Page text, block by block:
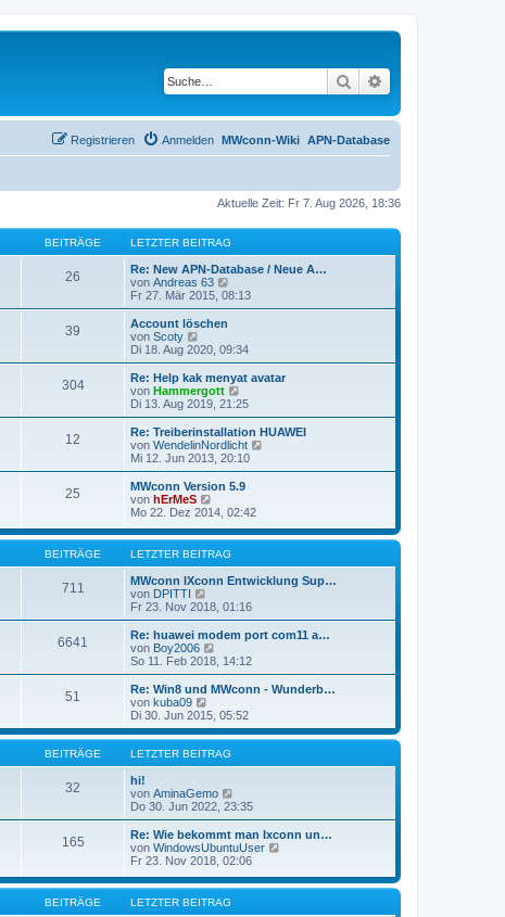
Suche
APN-Database
MWconn-Wiki
Anmelden
Registrieren
Aktuelle Zeit: Fr 7. Aug 2026, 18:36
BEITRÄGE LETZTER BEITRAG
26
Re: New APN-Database / Neue A…
von Andreas 63
e
u
t
B
e
i
r
a
g
Fr 27. Mär 2015, 08:13
39
Account löschen
von Scoty
e
u
e
s
t
B
e
i
r
a
g
Di 18. Aug 2020, 09:34
304
Re: Help kak menyat avatar
von Hammergott
e
u
e
s
t
r
B
e
i
t
g
Di 13. Aug 2019, 21:25
12
Re: Treiberinstallation HUAWEI
von WendelinNordlicht
u
r
t
g
Mi 12. Jun 2013, 20:10
25
MWconn Version 5.9
von hErMeS
e
e
s
e
r
B
e
t
r
a
g
Mo 22. Dez 2014, 02:42
BEITRÄGE LETZTER BEITRAG
711
MWconn IXconn Entwicklung Sup…
von DPITTI
e
u
e
s
t
r
B
e
i
t
r
a
Fr 23. Nov 2018, 01:16
6641
Re: huawei modem port com11 a…
von Boy2006
e
u
e
r
B
e
t
r
a
So 11. Feb 2018, 14:12
51
Re: Win8 und MWconn - Wunderb…
von kuba09
e
u
e
s
t
r
B
e
i
t
r
g
Di 30. Jun 2015, 05:52
BEITRÄGE LETZTER BEITRAG
32
hi!
von AminaGemo
e
u
e
s
t
r
Do 30. Jun 2022, 23:35
165
Re: Wie bekommt man Ixconn un…
von WindowsUbuntuUser
e
Fr 23. Nov 2018, 02:06
BEITRÄGE LETZTER BEITRAG